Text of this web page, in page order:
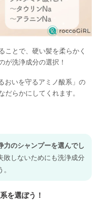
ことで、硬い髪を柔らかく
が洗浄成分の選択！
おいを守るアミノ酸系」の
らかにしてくれます。
力のシャンプーを選んでし
敗しないためにも洗浄成分
を選ぼう！